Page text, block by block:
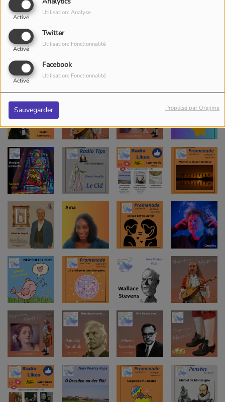
Activé
Utilisation: Analyse
Twitter
Activé
Utilisation: Fonctionnalité
Facebook
Activé
Utilisation: Fonctionnalité
Sauvegarder Propulsé par Orejime